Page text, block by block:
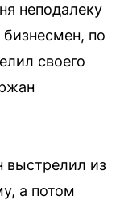
неподалеку
по
своего
выстрелил из
а потом